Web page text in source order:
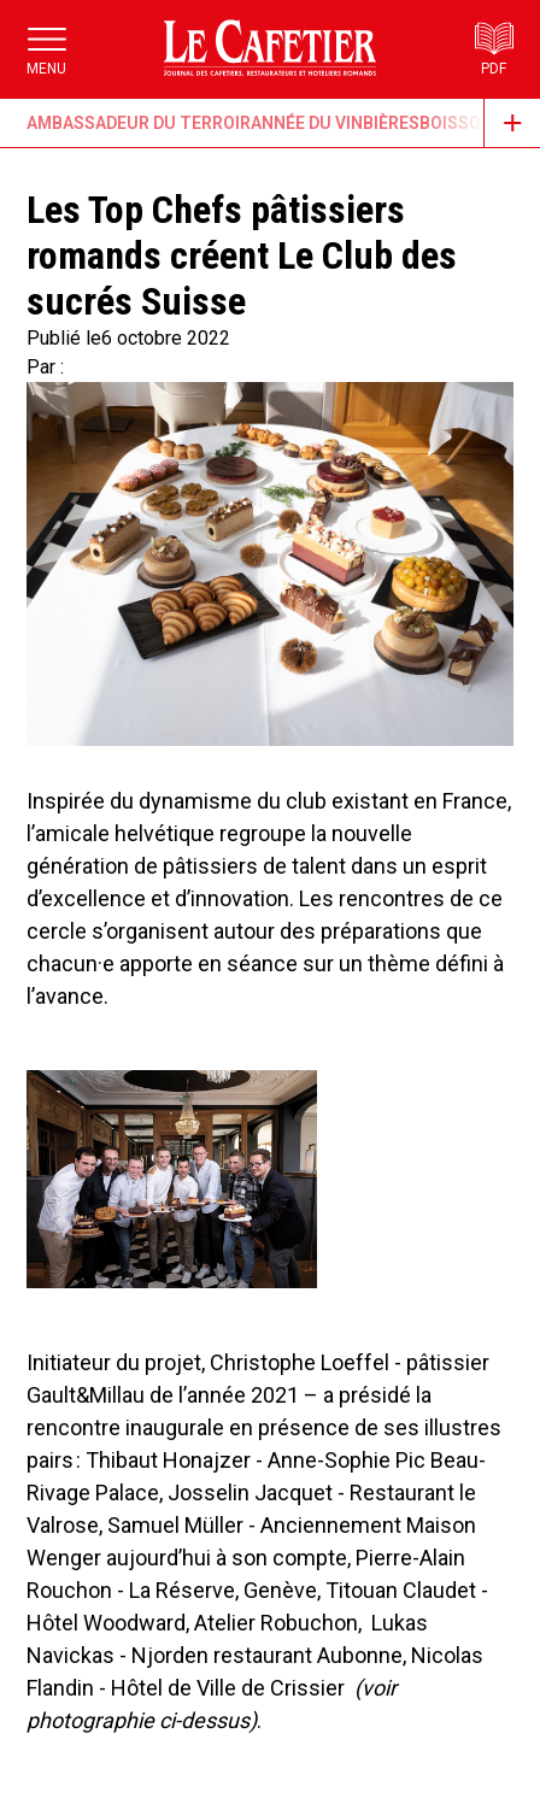
MENU PDF
AMBASSADEUR DU TERROIRANNÉE DU VINBIÈRESBOISSONS &
Les Top Chefs pâtissiers
romands créent Le Club des
sucrés Suisse
Publié le6 octobre 2022
Par :
Inspirée du dynamisme du club existant en France,
l’amicale helvétique regroupe la nouvelle
génération de pâtissiers de talent dans un esprit
d’excellence et d’innovation. Les rencontres de ce
cercle s’organisent autour des préparations que
chacun·e apporte en séance sur un thème défini à
l’avance.
Initiateur du projet, Christophe Loeffel - pâtissier
Gault&Millau de l’année 2021 – a présidé la
rencontre inaugurale en présence de ses illustres
pairs : Thibaut Honajzer - Anne-Sophie Pic Beau-
Rivage Palace, Josselin Jacquet - Restaurant le
Valrose, Samuel Müller - Anciennement Maison
Wenger aujourd’hui à son compte, Pierre-Alain
Rouchon - La Réserve, Genève, Titouan Claudet -
Hôtel Woodward, Atelier Robuchon, Lukas
Navickas - Njorden restaurant Aubonne, Nicolas
Flandin - Hôtel de Ville de Crissier (voir
photographie ci-dessus).